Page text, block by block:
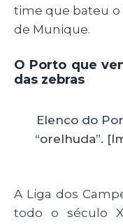
time que bateu
de Munique.
O Porto que
das zebras
Elenco do
“orelhuda”.
A Liga dos
todo o século